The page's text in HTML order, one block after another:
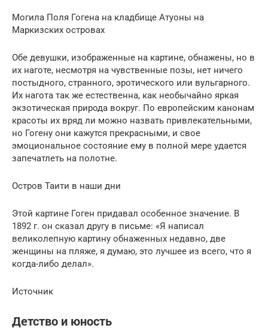
Могила Поля Гогена на кладбище Атуоны на
Маркизских островах
Обе девушки, изображенные на картине, обнажены, но в
их наготе, несмотря на чувственные позы, нет ничего
постыдного, странного, эротического или вульгарного.
Их нагота так же естественна, как необычайно яркая
экзотическая природа вокруг. По европейским канонам
красоты их вряд ли можно назвать привлекательными,
но Гогену они кажутся прекрасными, и свое
эмоциональное состояние ему в полной мере удается
запечатлеть на полотне.
Остров Таити в наши дни
Этой картине Гоген придавал особенное значение. В
1892 г. он сказал другу в письме: «Я написал
великолепную картину обнаженных недавно, две
женщины на пляже, я думаю, это лучшее из всего, что я
когда-либо делал».
Источник
Детство и юность